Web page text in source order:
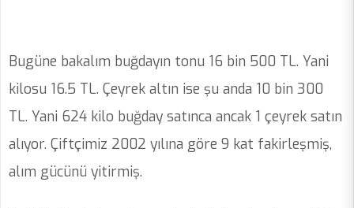
Bugüne bakalım buğdayın tonu 16 bin 500 TL. Yani
kilosu 16.5 TL. Çeyrek altın ise şu anda 10 bin 300
TL. Yani 624 kilo buğday satınca ancak 1 çeyrek satın
alıyor. Çiftçimiz 2002 yılına göre 9 kat fakirleşmiş,
alım gücünü yitirmiş.